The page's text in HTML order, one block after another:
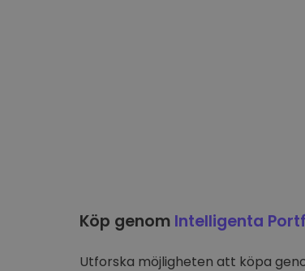
Köp genom Intelligenta
Utforska möjligheten att köpa